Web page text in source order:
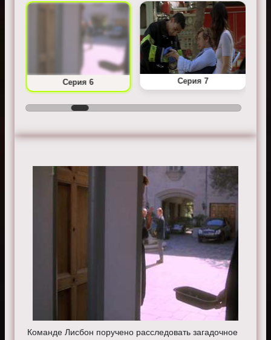
Серия 6 Серия 7
Команде Лисбон поручено расследовать загадочное